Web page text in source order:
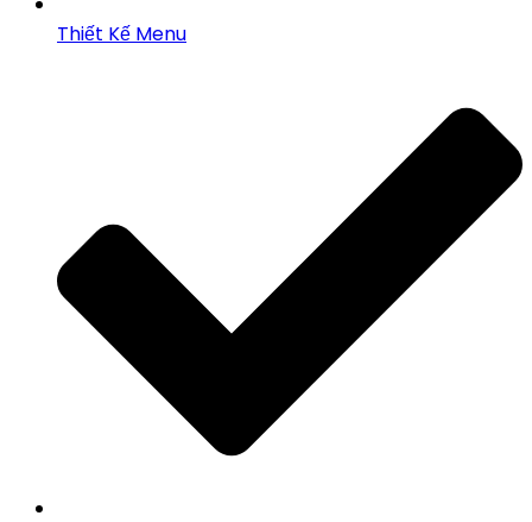
Thiết Kế Menu